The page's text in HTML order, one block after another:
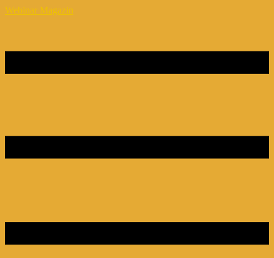
Webinar Magazin